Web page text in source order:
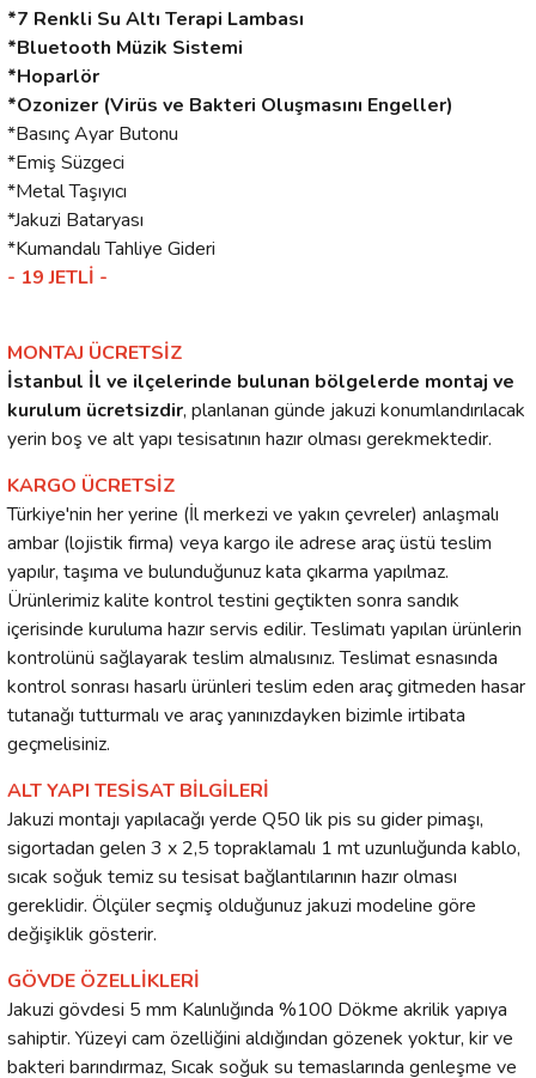
*7 Renkli Su Altı Terapi Lambası
*Bluetooth Müzik Sistemi
*Hoparlör
*Ozonizer (Virüs ve Bakteri Oluşmasını Engeller)
*Basınç Ayar Butonu
*Emiş Süzgeci
*Metal Taşıyıcı
*Jakuzi Bataryası
*Kumandalı Tahliye Gideri
- 19 JETLİ -
MONTAJ ÜCRETSİZ
İstanbul İl ve ilçelerinde bulunan bölgelerde montaj ve
kurulum ücretsizdir, planlanan günde jakuzi konumlandırılacak
yerin boş ve alt yapı tesisatının hazır olması gerekmektedir.
KARGO ÜCRETSİZ
Türkiye'nin her yerine (İl merkezi ve yakın çevreler) anlaşmalı
ambar (lojistik firma) veya kargo ile adrese araç üstü teslim
yapılır, taşıma ve bulunduğunuz kata çıkarma yapılmaz.
Ürünlerimiz kalite kontrol testini geçtikten sonra sandık
içerisinde kuruluma hazır servis edilir. Teslimatı yapılan ürünlerin
kontrolünü sağlayarak teslim almalısınız. Teslimat esnasında
kontrol sonrası hasarlı ürünleri teslim eden araç gitmeden hasar
tutanağı tutturmalı ve araç yanınızdayken bizimle irtibata
geçmelisiniz.
ALT YAPI TESİSAT BİLGİLERİ
Jakuzi montajı yapılacağı yerde Q50 lik pis su gider pimaşı,
sigortadan gelen 3 x 2,5 topraklamalı 1 mt uzunluğunda kablo,
sıcak soğuk temiz su tesisat bağlantılarının hazır olması
gereklidir. Ölçüler seçmiş olduğunuz jakuzi modeline göre
değişiklik gösterir.
GÖVDE ÖZELLİKLERİ
Jakuzi gövdesi 5 mm Kalınlığında %100 Dökme akrilik yapıya
sahiptir. Yüzeyi cam özelliğini aldığından gözenek yoktur, kir ve
bakteri barındırmaz, Sıcak soğuk su temaslarında genleşme ve